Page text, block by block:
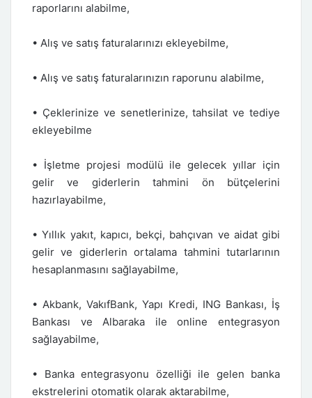
raporlarını alabilme,
• Alış ve satış faturalarınızı ekleyebilme,
• Alış ve satış faturalarınızın raporunu alabilme,
• Çeklerinize ve senetlerinize, tahsilat ve tediye
ekleyebilme
• İşletme projesi modülü ile gelecek yıllar için
gelir ve giderlerin tahmini ön bütçelerini
hazırlayabilme,
• Yıllık yakıt, kapıcı, bekçi, bahçıvan ve aidat gibi
gelir ve giderlerin ortalama tahmini tutarlarının
hesaplanmasını sağlayabilme,
• Akbank, VakıfBank, Yapı Kredi, ING Bankası, İş
Bankası ve Albaraka ile online entegrasyon
sağlayabilme,
• Banka entegrasyonu özelliği ile gelen banka
ekstrelerini otomatik olarak aktarabilme,